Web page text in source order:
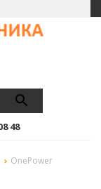
48
OnePower